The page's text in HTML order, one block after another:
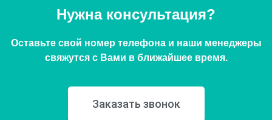
Нужна консультация?
Оставьте свой номер телефона и наши менеджеры
свяжутся с Вами в ближайшее время.
Заказать звонок